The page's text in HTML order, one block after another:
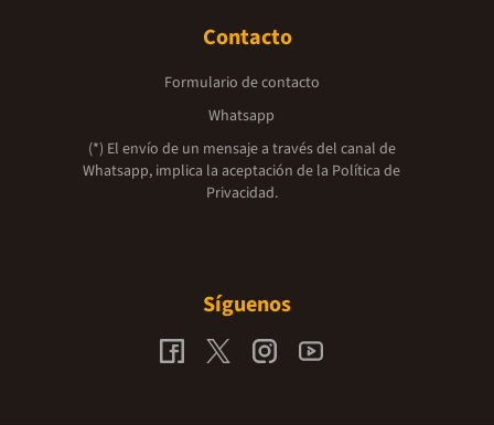
Contacto
Formulario de contacto
Whatsapp
(*) El envío de un mensaje a través del canal de
Whatsapp, implica la aceptación de la Política de
Privacidad.
Síguenos